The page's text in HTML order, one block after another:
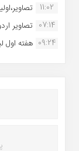
11:02
07:14 تصاویر
09:24 هفته اول